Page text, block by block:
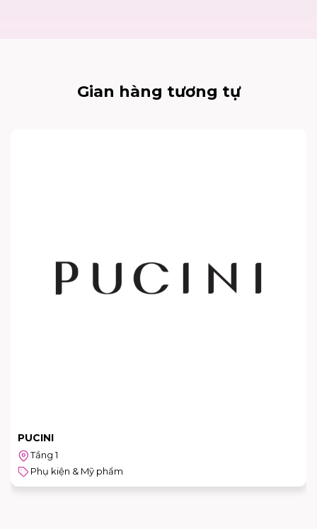
Gian hàng tương tự
PUCINI
Tầng 1
Phụ kiện & Mỹ phẩm